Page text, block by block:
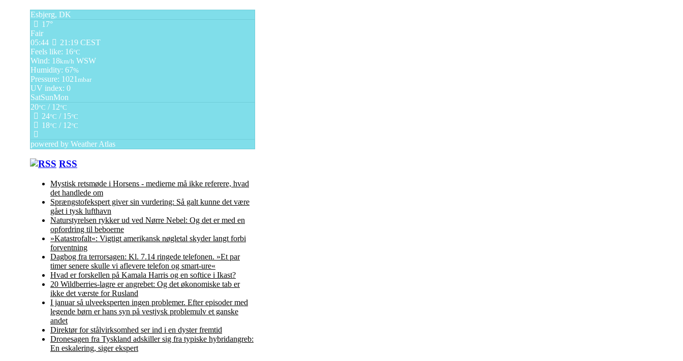
Esbjerg, DK
17°
Fair
05:44
21:19 CEST
Feels like: 16°C
Wind: 18km/h WSW
Humidity: 67%
Pressure: 1021 mbar
UV index: 0
SatSunMon
20°C / 12°C
24°C / 15°C
18°C / 12°C
powered by Weather Atlas
RSS
Mystisk retsmøde i Horsens - medierne må ikke referere, hvad
det handlede om
Sprængstofekspert giver sin vurdering: Så galt kunne det være
gået i tysk lufthavn
Naturstyrelsen rykker ud ved Nørre Nebel: Og det er med en
opfordring til beboerne
»Katastrofalt«: Vigtigt amerikansk nøgletal skyder langt forbi
forventning
Dagbog fra terrorsagen: Kl. 7.14 ringede telefonen. »Et par
timer senere skulle vi aflevere telefon og smart-ure«
Hvad er forskellen på Kamala Harris og en softice i Ikast?
20 Wildberries-lagre er angrebet: Og det økonomiske tab er
ikke det værste for Rusland
I januar så ulveeksperten ingen problemer. Efter episoder med
legende børn er hans syn på vestjysk problemulv et ganske
andet
Direktør for stålvirksomhed ser ind i en dyster fremtid
Dronesagen fra Tyskland adskiller sig fra typiske hybridangreb:
En eskalering, siger ekspert